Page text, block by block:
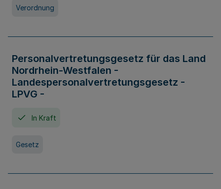
Verordnung
Personalvertretungsgesetz für das Land
Nordrhein-Westfalen -
Landespersonalvertretungsgesetz -
LPVG -
In Kraft
Gesetz